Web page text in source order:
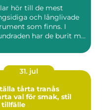
hör till de mest
och långlivade
som finns. I
har de burit m...
31. jul
tårta tranås
val för smak, stil
tillfälle